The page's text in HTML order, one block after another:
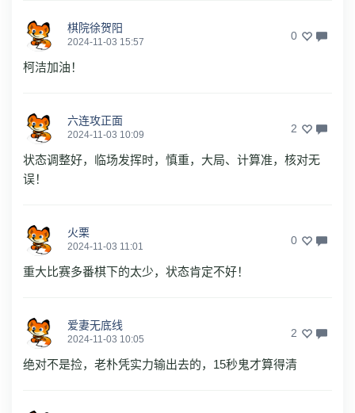
棋院徐贺阳
2024-11-03 15:57 0
柯洁加油！
六连攻正面
2024-11-03 10:09 2
状态调整好，临场发挥时，慎重，大局、计算准，核对无
误！
火栗
2024-11-03 11:01 0
重大比赛多番棋下的太少，状态肯定不好！
爱妻无底线
2024-11-03 10:05 2
绝对不是捡，老朴凭实力输出去的，15秒鬼才算得清